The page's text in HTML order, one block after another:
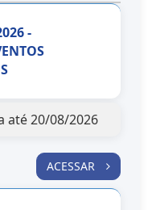
-
até 20/08/2026
ACESSAR